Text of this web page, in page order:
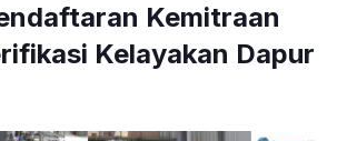
Kemitraan
Kelayakan Dapur